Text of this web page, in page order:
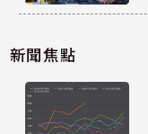
新聞焦點